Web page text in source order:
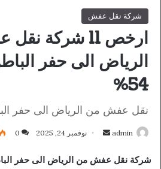
شركة نقل عفش
ارخص 11 شركة
الرياض الى حفر
54%
نقل عفش من الرياض الى حفر
admin
أرسل
إلكترونيا
نوفمبر 24, 2025 0
شركة نقل عفش من الرياض الى حفر